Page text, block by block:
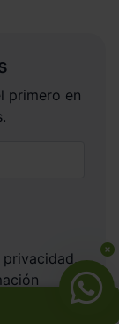
primero en
.